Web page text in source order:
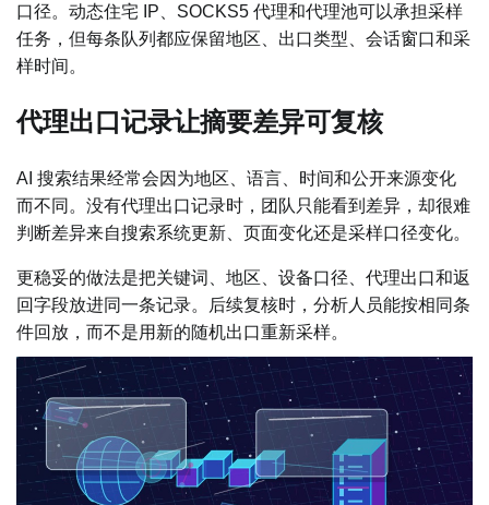
口径。动态住宅 IP、SOCKS5 代理和代理池可以承担采样
任务，但每条队列都应保留地区、出口类型、会话窗口和采
样时间。
代理出口记录让摘要差异可复核
AI 搜索结果经常会因为地区、语言、时间和公开来源变化
而不同。没有代理出口记录时，团队只能看到差异，却很难
判断差异来自搜索系统更新、页面变化还是采样口径变化。
更稳妥的做法是把关键词、地区、设备口径、代理出口和返
回字段放进同一条记录。后续复核时，分析人员能按相同条
件回放，而不是用新的随机出口重新采样。